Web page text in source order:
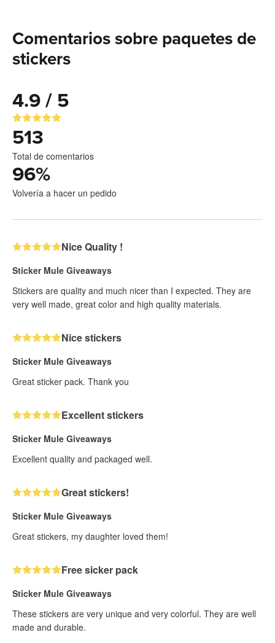
Comentarios sobre paquetes de
stickers
4.9 / 5
513
Total de comentarios
96%
Volvería a hacer un pedido
Nice Quality !
Sticker Mule Giveaways
Stickers are quality and much nicer than I expected. They are
very well made, great color and high quality materials.
Nice stickers
Sticker Mule Giveaways
Great sticker pack. Thank you
Excellent stickers
Sticker Mule Giveaways
Excellent quality and packaged well.
Great stickers!
Sticker Mule Giveaways
Great stickers, my daughter loved them!
Free sicker pack
Sticker Mule Giveaways
These stickers are very unique and very colorful. They are well
made and durable.